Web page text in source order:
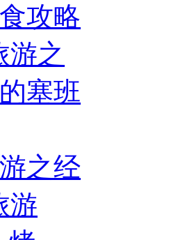
攻略
之经